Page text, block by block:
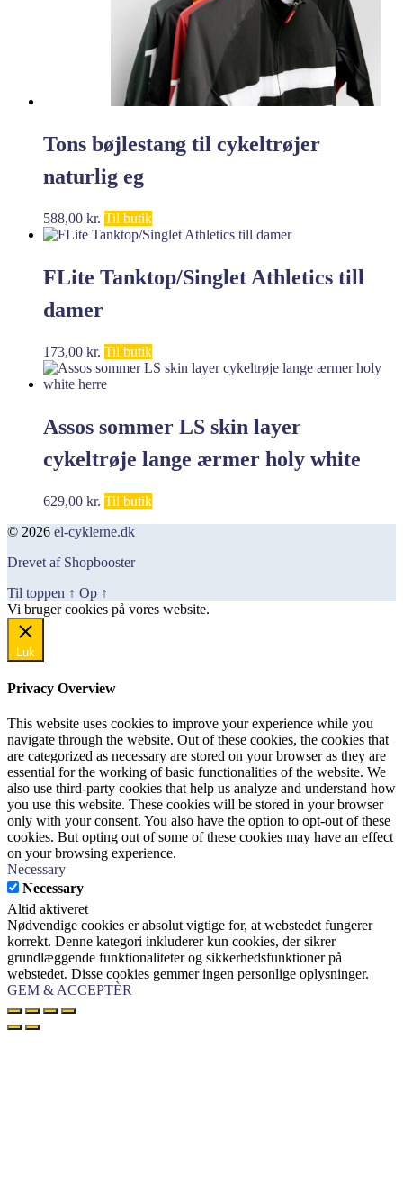
Tons bøjlestang til cykeltrøjer
naturlig eg
588,00 kr. Til butik
FLite Tanktop/Singlet Athletics till
damer
173,00 kr. Til butik
Assos sommer LS skin layer
cykeltrøje lange ærmer holy white
herre
629,00 kr. Til butik
© 2026 el-cyklerne.dk
Drevet af Shopbooster
Til toppen ↑ Op ↑
Vi bruger cookies på vores website.
Luk
Privacy Overview
This website uses cookies to improve your experience while you
navigate through the website. Out of these cookies, the cookies that
are categorized as necessary are stored on your browser as they are
essential for the working of basic functionalities of the website. We
also use third-party cookies that help us analyze and understand how
you use this website. These cookies will be stored in your browser
only with your consent. You also have the option to opt-out of these
cookies. But opting out of some of these cookies may have an effect
on your browsing experience.
Necessary
Necessary
Altid aktiveret
Nødvendige cookies er absolut vigtige for, at webstedet fungerer
korrekt. Denne kategori inkluderer kun cookies, der sikrer
grundlæggende funktionaliteter og sikkerhedsfunktioner på
webstedet. Disse cookies gemmer ingen personlige oplysninger.
GEM & ACCEPTÈR